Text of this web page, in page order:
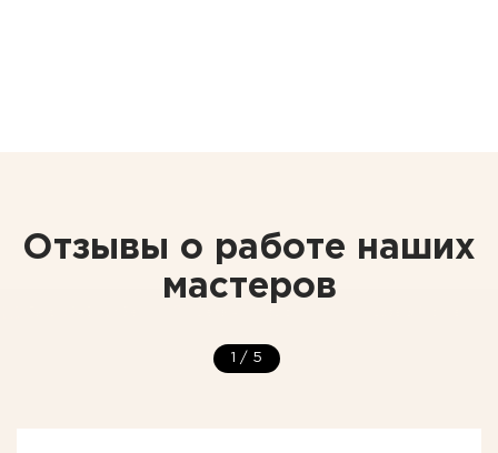
Отзывы о работе наших
мастеров
1 / 5